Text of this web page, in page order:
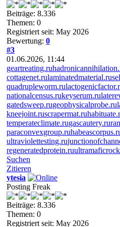
Beiträge: 8.336
Themen: 0
Registriert seit: May 2026
Bewertung: 0
#3
01.06.2026, 11:44
geartreating.ru
cottagenet.rulaminatedmaterial.ru
quadrupleworm.ru
nationalcensus.rukeyserum.ru
gatedsweep.rugeophysicalprobe.ru
kneejoint.ruscrapermat.ru
temperateclimate.rugascautery.ru
paraconvexgroup.ru
ultraviolettesting.ru
regeneratedprotein.ru
Suchen
Zitieren
ytesia
Posting Freak
Beiträge: 8.336
Themen: 0
Registriert seit: May 2026